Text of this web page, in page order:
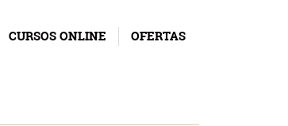
CURSOS ONLINE OFERTAS